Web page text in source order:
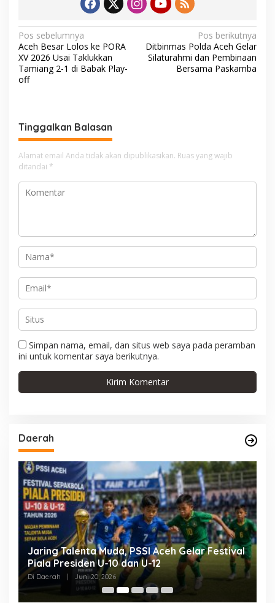
N
a
v
a
s
i
p
o
Pos sebelumnya
Aceh Besar Lolos ke PORA
XV 2026 Usai Taklukkan
Tamiang 2-1 di Babak Play-
off
Pos berikutnya
Ditbinmas Polda Aceh Gelar
Silaturahmi dan Pembinaan
Bersama Paskamba
Tinggalkan Balasan
Alamat email Anda tidak akan dipublikasikan. Ruas yang wajib
ditandai *
Simpan nama, email, dan situs web saya pada peramban
ini untuk komentar saya berikutnya.
Daerah
Jaring Talenta Muda, PSSI Aceh Gelar Festival
Piala Presiden U-10 dan U-12
Di Daerah Juni 20, 2026